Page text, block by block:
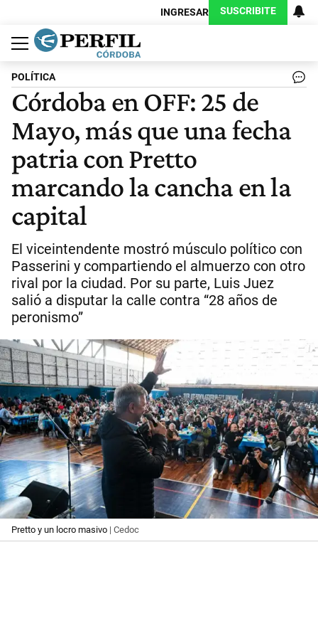
INGRESAR SUSCRIBITE
Política
Economía
Judiciales
Sociedad
Cultura
Espectáculos
Deportes
Protagonistas
POLÍTICA
Córdoba en OFF: 25 de
Mayo, más que una fecha
patria con Pretto
marcando la cancha en la
capital
El viceintendente mostró músculo político con
Passerini y compartiendo el almuerzo con otro
rival por la ciudad. Por su parte, Luis Juez
salió a disputar la calle contra “28 años de
peronismo”
Pretto y un locro masivo | Cedoc